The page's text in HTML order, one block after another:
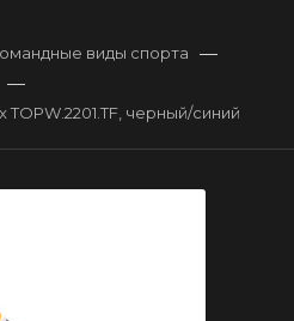
виды спорта —
—
черный/синий